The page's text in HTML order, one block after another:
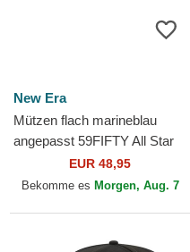
New Era
Mützen flach marineblau
angepasst 59FIFTY All Star
Game der New York
Yankees MLB von New Era
EUR 48,95
Bekomme es Morgen, Aug. 7